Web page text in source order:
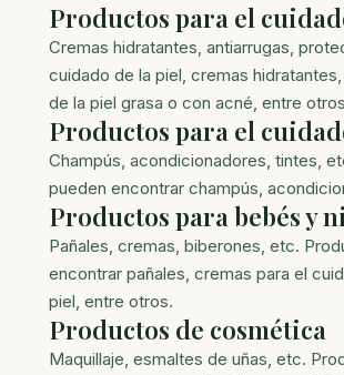
Productos para el
Cremas hidratantes, antiarrugas,
cuidado de la piel, cremas
de la piel grasa o con acné, entre
Productos para el
Champús, acondicionadores, tintes,
pueden encontrar champús,
Productos para bebés y
Pañales, cremas, biberones, etc.
encontrar pañales, cremas para el
piel, entre otros.
Productos de cosmética
Maquillaje, esmaltes de uñas, etc.